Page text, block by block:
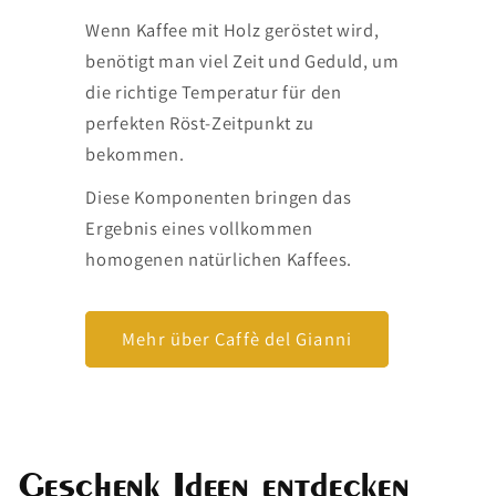
Wenn Kaffee mit Holz geröstet wird,
benötigt man viel Zeit und Geduld, um
die richtige Temperatur für den
perfekten Röst-Zeitpunkt zu
bekommen.
Diese Komponenten bringen das
Ergebnis eines vollkommen
homogenen natürlichen Kaffees.
Mehr über Caffè del Gianni
Geschenk Ideen entdecken